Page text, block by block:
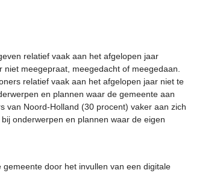
relatief vaak aan het afgelopen jaar
meegepraat, meegedacht of meegedaan.
relatief vaak aan het afgelopen jaar niet te
en plannen waar de gemeente aan
van Noord-Holland (30 procent) vaker aan zich
onderwerpen en plannen waar de eigen
door het invullen van een digitale